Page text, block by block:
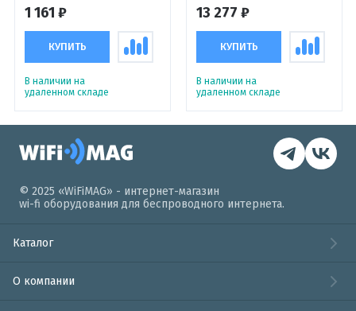
1550/Rx1310nm, 3km, 1x SC
connector, DDM,
оптический модуль
1 161 ₽
КУПИТЬ
В наличии на
удаленном складе
13 277 ₽
КУПИТЬ
В наличии на
удаленном складе
© 2025 «WiFiMAG» - интернет-магазин
wi-fi оборудования для беспроводного интернета.
Каталог
О компании